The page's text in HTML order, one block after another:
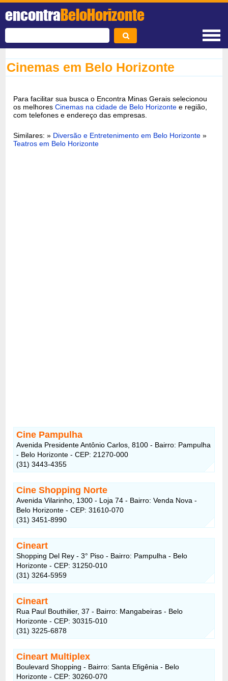
encontraBeloHorizonte
Cinemas em Belo Horizonte
Para facilitar sua busca o Encontra Minas Gerais selecionou
os melhoresCinemas na cidade de Belo Horizonte e região,
com telefones e endereço das empresas.
Similares: » Diversão e Entretenimento em Belo Horizonte »
Teatros em Belo Horizonte
Cine Pampulha
Avenida Presidente Antônio Carlos, 8100 - Bairro: Pampulha
- Belo Horizonte - CEP: 21270-000
(31) 3443-4355
Cine Shopping Norte
Avenida Vilarinho, 1300 - Loja 74 - Bairro: Venda Nova -
Belo Horizonte - CEP: 31610-070
(31) 3451-8990
Cineart
Shopping Del Rey - 3° Piso - Bairro: Pampulha - Belo
Horizonte - CEP: 31250-010
(31) 3264-5959
Cineart
Rua Paul Bouthilier, 37 - Bairro: Mangabeiras - Belo
Horizonte - CEP: 30315-010
(31) 3225-6878
Cineart Multiplex
Boulevard Shopping - Bairro: Santa Efigênia - Belo
Horizonte - CEP: 30260-070